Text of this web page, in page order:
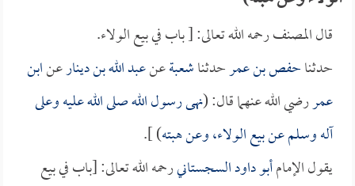
قال المصنف رحمه الله تعالى: [ باب في بيع الولاء.
حدثناحفص بن عمرحدثناشعبةعنعبد الله بن دينارعنابن
عمررضي الله عنهما قال: (نهى رسول الله صلى الله عليه وعلى
آله وسلم عن بيع الولاء، وعن هبته) ].
يقول الإمامأبو داود السجستانيرحمه الله تعالى: [باب في بيع